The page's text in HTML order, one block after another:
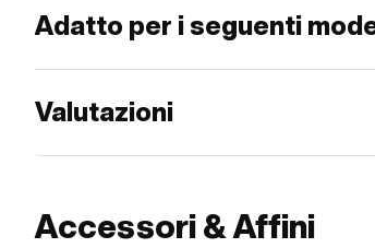
Adatto per i seguenti
Valutazioni
Accessori & Affini